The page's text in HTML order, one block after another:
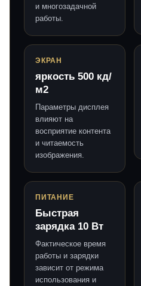
и многозадачной
работы.
ЭКРАН
яркость 500 кд/
м2
Параметры дисплея
влияют на
восприятие контента
и читаемость
изображения.
ПИТАНИЕ
Быстрая
зарядка 10 Вт
Фактическое время
работы и зарядки
зависит от режима
использования и